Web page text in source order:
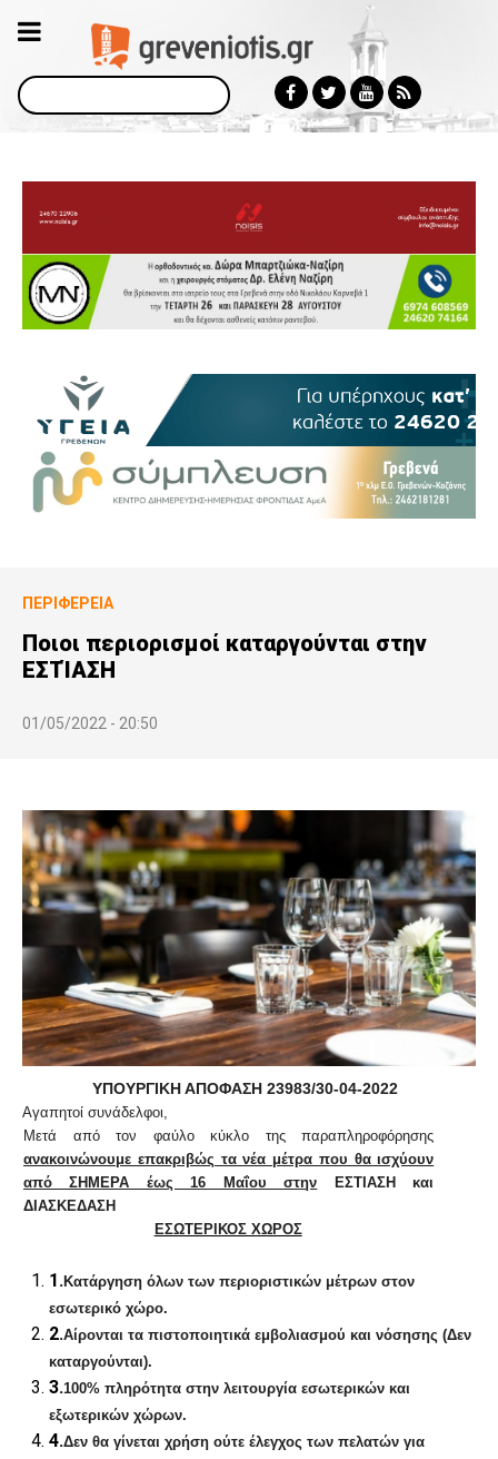
Αναζήτηση
ΠΕΡΙΦΈΡΕΙΑ
Ποιοι περιορισμοί καταργούνται στην
ΕΣΤΊΑΣΗ
01/05/2022 - 20:50
ΥΠΟΥΡΓΙΚΗ ΑΠΟΦΑΣΗ 23983/30-04-2022
Αγαπητοί συνάδελφοι,
Μετά από τον φαύλο κύκλο της παραπληροφόρησης
ανακοινώνουμε επακριβώς τα νέα μέτρα που θα ισχύουν
από ΣΗΜΕΡΑ έως 16 Μαΐου στην ΕΣΤΙΑΣΗ και
ΔΙΑΣΚΕΔΑΣΗ
ΕΣΩΤΕΡΙΚΟΣ ΧΩΡΟΣ
1.Κατάργηση όλων των περιοριστικών μέτρων στον
εσωτερικό χώρο.
2.Αίρονται τα πιστοποιητικά εμβολιασμού και νόσησης (Δεν
καταργούνται).
3.100% πληρότητα στην λειτουργία εσωτερικών και
εξωτερικών χώρων.
4.Δεν θα γίνεται χρήση ούτε έλεγχος των πελατών για